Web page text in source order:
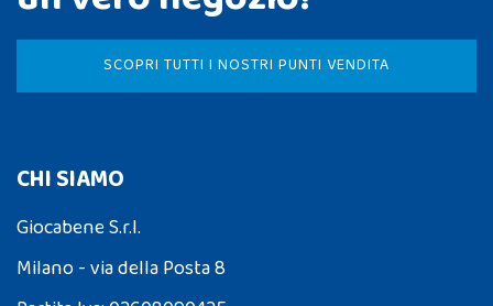
SCOPRI TUTTI I NOSTRI PUNTI VENDITA
CHI SIAMO
Giocabene S.r.l.
Milano - via della Posta 8